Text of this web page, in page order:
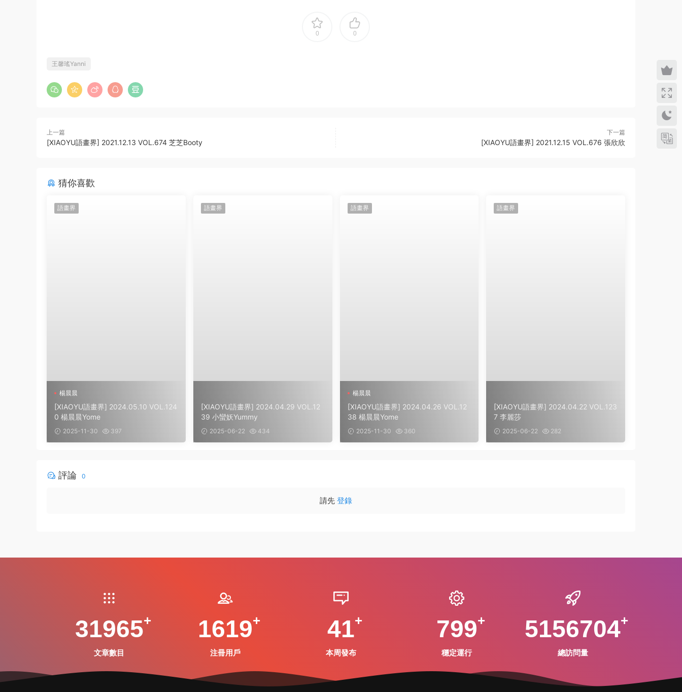
0 0
王馨瑤Yanni
上一篇
[XIAOYU語畫界] 2021.12.13 VOL.674 芝芝Booty
下一篇
[XIAOYU語畫界] 2021.12.15 VOL.676 張欣欣
猜你喜歡
語畫界
楊晨晨
[XIAOYU語畫界] 2024.05.10 VOL.124
0 楊晨晨Yome
2025-11-30 397
語畫界
[XIAOYU語畫界] 2024.04.29 VOL.12
39 小蠻妖Yummy
2025-06-22 434
語畫界
楊晨晨
[XIAOYU語畫界] 2024.04.26 VOL.12
38 楊晨晨Yome
2025-11-30 360
語畫界
[XIAOYU語畫界] 2024.04.22 VOL.123
7 李麗莎
2025-06-22 282
評論 0
請先 登錄
31965
文章數目
1619
注冊用戶
41
本周發布
799
穩定運行
5156704
總訪問量